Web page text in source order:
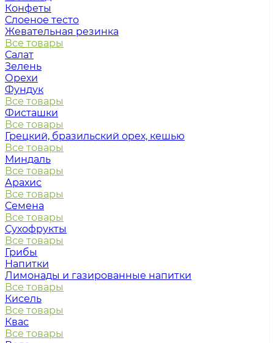
Конфеты
Слоеное тесто
Жевательная резинка
Все товары
Салат
Зелень
Орехи
Фундук
Все товары
Фисташки
Все товары
Грецкий, бразильский орех, кешью
Все товары
Миндаль
Все товары
Арахис
Все товары
Семена
Все товары
Сухофрукты
Все товары
Грибы
Напитки
Лимонады и газированные напитки
Все товары
Кисель
Все товары
Квас
Все товары